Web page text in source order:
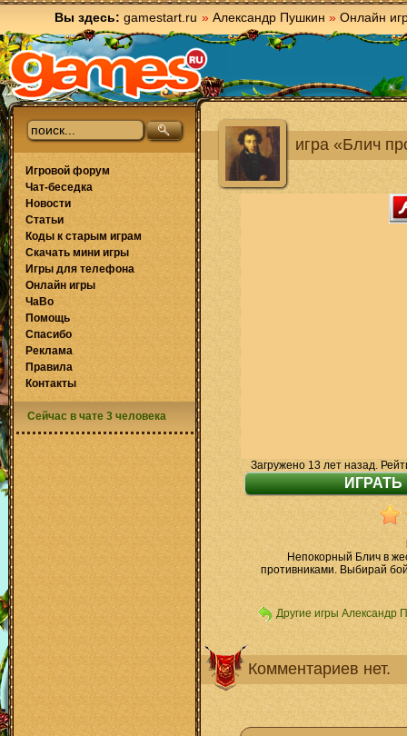
Вы здесь: gamestart.ru » Александр Пушкин » Онлайн
игра «Блич
Загружено 13 лет назад.
Непокорный Блич в
противниками. Выбирай
Другие игры Александр
Комментариев нет.
Игровой форум
Чат-беседка
Новости
Статьи
Коды к старым играм
Скачать мини игры
Игры для телефона
Онлайн игры
ЧаВо
Помощь
Спасибо
Реклама
Правила
Контакты
Сейчас в чате 3 человека